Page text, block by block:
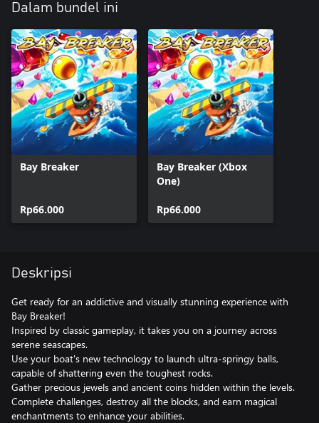
Dalam bundel ini
Bay Breaker
Rp66.000
Bay Breaker (Xbox
One)
Rp66.000
Deskripsi
Get ready for an addictive and visually stunning experience with
Bay Breaker!
Inspired by classic gameplay, it takes you on a journey across
serene seascapes.
Use your boat's new technology to launch ultra-springy balls,
capable of shattering even the toughest rocks.
Gather precious jewels and ancient coins hidden within the levels.
Complete challenges, destroy all the blocks, and earn magical
enchantments to enhance your abilities.